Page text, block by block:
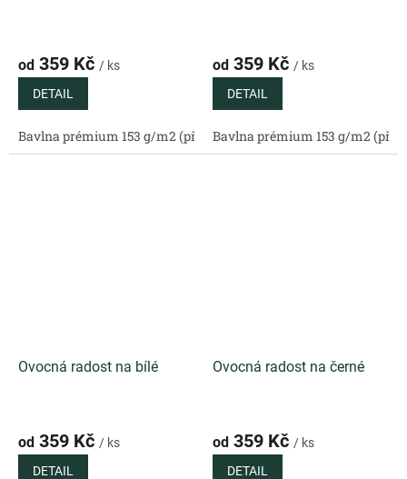
od 359 Kč / ks
DETAIL
Bavlna prémium 153 g/m2 (přírodní) Bavlněný satén 130 g/
od 359 Kč / ks
DETAIL
Bavlna prémium 153 g/m2
Ovocná radost na bílé
od 359 Kč / ks
DETAIL
Ovocná radost na černé
od 359 Kč / ks
DETAIL